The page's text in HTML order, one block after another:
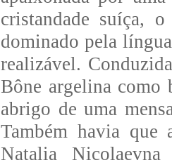
cristandade suíça,
dominado pela
realizável.
Bône argelina como
abrigo de uma
Também havia que
Natalia